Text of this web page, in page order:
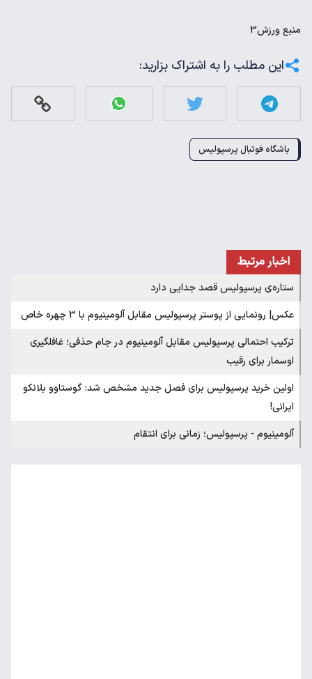
منبعورزش3
این مطلب را به اشتراک بزارید:
باشگاه فوتبال پرسپولیس
اخبار مرتبط
ستاره‌ی‌ پرسپولیس قصد جدایی دارد
عکس| رونمایی از پوستر پرسپولیس‌ مقابل آلومینیوم با 3 چهره خاص
ترکیب احتمالی پرسپولیس مقابل آلومینیوم در جام حذفی؛ غافلگیری
اوسمار برای رقیب
اولین خرید پرسپولیس برای فصل جدید مشخص شد: گوستاوو بلانکو
ایرانی!
آلومینیوم - پرسپولیس؛ زمانی برای انتقام